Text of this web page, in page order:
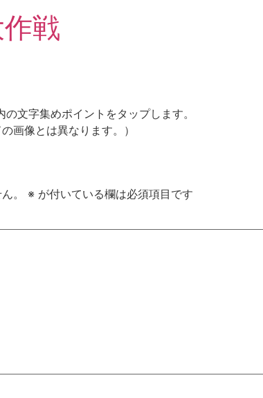
戦
文字集めポイントをタップします。
画像とは異なります。）
。 ※ が付いている欄は必須項目です